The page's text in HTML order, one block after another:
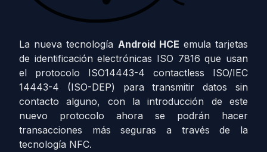
La nueva tecnología Android HCE emula tarjetas
de identificación electrónicas ISO 7816 que usan
el protocolo ISO14443-4 contactless ISO/IEC
14443-4 (ISO-DEP) para transmitir datos sin
contacto alguno, con la introducción de este
nuevo protocolo ahora se podrán hacer
transacciones más seguras a través de la
tecnología NFC.